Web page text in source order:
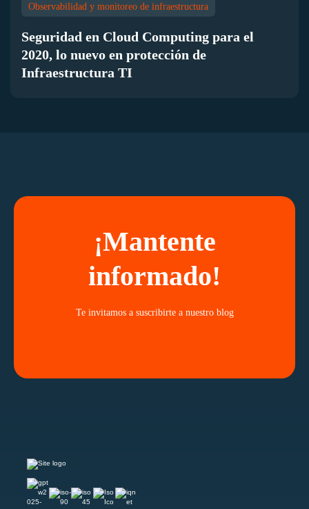
Observabilidad y monitoreo de infraestructura
Seguridad en Cloud Computing para el
2020, lo nuevo en protección de
Infraestructura TI
¡Mantente
informado!
Te invitamos a suscribirte a nuestro blog